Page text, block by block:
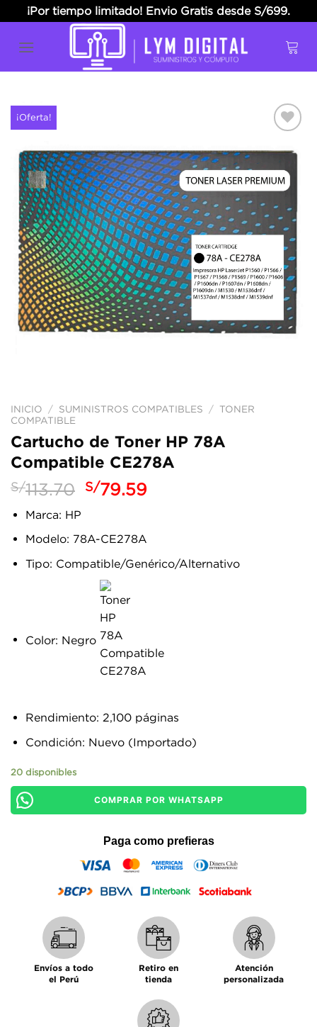
to
content
¡Por tiempo limitado! Envio Gratis desde S/699.
¡Oferta!
Añadir
a la
lista
deseos
INICIO / SUMINISTROS COMPATIBLES /
TONER
COMPATIBLE
Cartucho de Toner HP 78A
Compatible CE278A
S/113.70 El
era:
S/113.70.
S/79.59
S/79.59.
Marca: HP
Modelo: 78A-CE278A
Tipo: Compatible/Genérico/Alternativo
Color: Negro
Rendimiento: 2,100 páginas
Condición: Nuevo (Importado)
20 disponibles
COMPRAR POR WHATSAPP
Paga como prefieras
Envíos a todo
el Perú
Retiro en
tienda
Atención
personalizada